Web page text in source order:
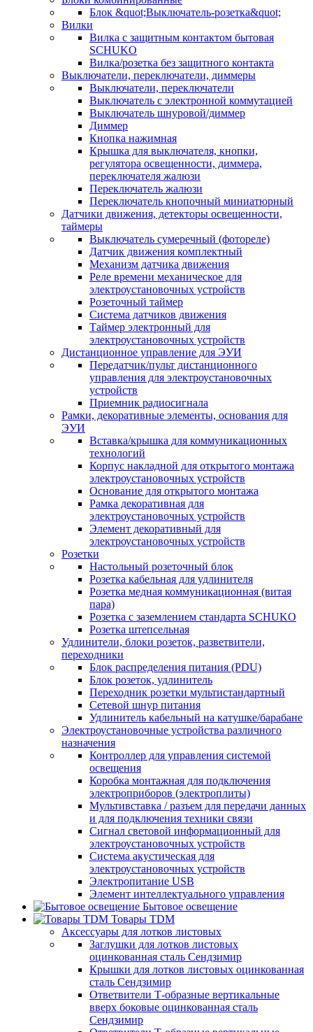
Блок &quot;Выключатель-розетка&quot;
Вилки
Вилка с защитным контактом бытовая
SCHUKO
Вилка/розетка без защитного контакта
Выключатели, переключатели, диммеры
Выключатели, переключатели
Выключатель с электронной коммутацией
Выключатель шнуровой/диммер
Диммер
Кнопка нажимная
Крышка для выключателя, кнопки,
регулятора освещенности, диммера,
переключателя жалюзи
Переключатель жалюзи
Переключатель кнопочный миниатюрный
Датчики движения, детекторы освещенности,
таймеры
Выключатель сумеречный (фотореле)
Датчик движения комплектный
Механизм датчика движения
Реле времени механическое для
электроустановочных устройств
Розеточный таймер
Система датчиков движения
Таймер электронный для
электроустановочных устройств
Дистанционное управление для ЭУИ
Передатчик/пульт дистанционного
управления для электроустановочных
устройств
Приемник радиосигнала
Рамки, декоративные элементы, основания для
ЭУИ
Вставка/крышка для коммуникационных
технологий
Корпус накладной для открытого монтажа
электроустановочных устройств
Основание для открытого монтажа
Рамка декоративная для
электроустановочных устройств
Элемент декоративный для
электроустановочных устройств
Розетки
Настольный розеточный блок
Розетка кабельная для удлинителя
Розетка медная коммуникационная (витая
пара)
Розетка с заземлением стандарта SCHUKO
Розетка штепсельная
Удлинители, блоки розеток, разветвители,
переходники
Блок распределения питания (PDU)
Блок розеток, удлинитель
Переходник розетки мультистандартный
Сетевой шнур питания
Удлинитель кабельный на катушке/барабане
Электроустановочные устройства различного
назначения
Контроллер для управления системой
освещения
Коробка монтажная для подключения
электроприборов (электроплиты)
Мультивставка / разъем для передачи данных
и для подключения техники связи
Сигнал световой информационный для
электроустановочных устройств
Система акустическая для
электроустановочных устройств
Электропитание USB
Элемент интеллектуального управления
Бытовое освещение
Товары TDM
Аксессуары для лотков листовых
Заглушки для лотков листовых
оцинкованная сталь Сендзимир
Крышки для лотков листовых оцинкованная
сталь Сендзимир
Ответвители Т-образные вертикальные
вверх боковые оцинкованная сталь
Сендзимир